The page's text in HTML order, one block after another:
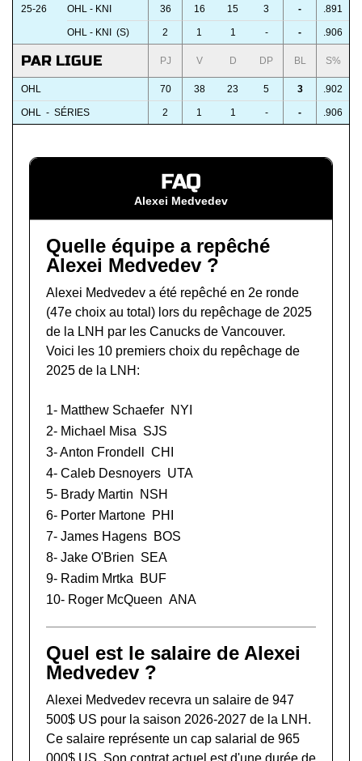
25-26 OHL - KNI 36 16 15 3 - .891
OHL - KNI (S) 2 1 1 - - .906
PAR LIGUE PJ V D DP BL S%
OHL 70 38 23 5 3 .902
OHL - SÉRIES 2 1 1 - - .906
FAQ
Alexei Medvedev
Quelle équipe a repêché
Alexei Medvedev ?
Alexei Medvedev a été repêché en 2e ronde
(47e choix au total) lors du repêchage de 2025
de la LNH par les Canucks de Vancouver.
Voici les 10 premiers choix du repêchage de
2025 de la LNH:
1- Matthew Schaefer NYI
2- Michael Misa SJS
3-Anton Frondell
CHI
4- Caleb Desnoyers UTA
5- Brady Martin
NSH
6- Porter Martone PHI
7- James Hagens BOS
8- Jake O'Brien SEA
9- Radim Mrtka
BUF
10- Roger McQueen ANA
Quel est le salaire de Alexei
Medvedev ?
Alexei Medvedev recevra un salaire de 947
500$ US pour la saison 2026-2027 de la LNH.
Ce salaire représente un cap salarial de 965
000$ US. Son contrat actuel est d'une durée de